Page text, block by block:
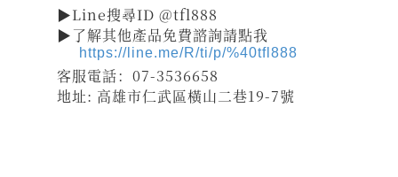
▶Line搜尋ID @tfl888
▶了解其他產品免費諮詢請點我
https://line.me/R/ti/p/%40tfl888
客服電話：07-3536658
地址: 高雄市仁武區橫山二巷19-7號